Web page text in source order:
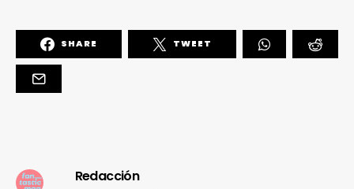
SHARE TWEET
Redacción